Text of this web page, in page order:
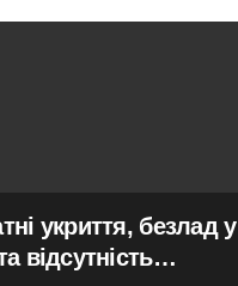
укриття, безлад у
відсутність